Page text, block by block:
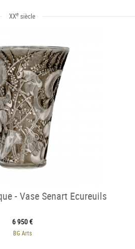
XXe siècle
- Vase Senart Ecureuils
6 950 €
BG Arts